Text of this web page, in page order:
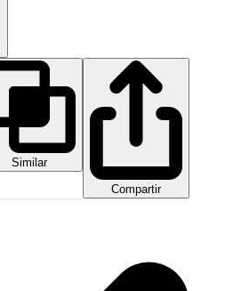
Similar
Compartir